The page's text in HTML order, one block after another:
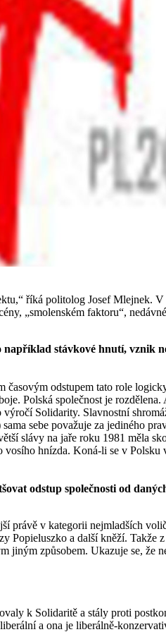
říká politolog Josef
„smolenském faktoru“,
stávkové hnutí, vznik
odstupem tato role
Polská společnost je
Solidarity. Slavnostní
sebe považuje za jediného
slávy na jaře roku 1981 měla
hnízda. Koná-li se v
odstup společnosti od
právě v kategorii nejmladších
Popieluszko a další kněží.
způsobem. Ukazuje se, že
k Solidaritě a stály proti
a ona je liberálně-